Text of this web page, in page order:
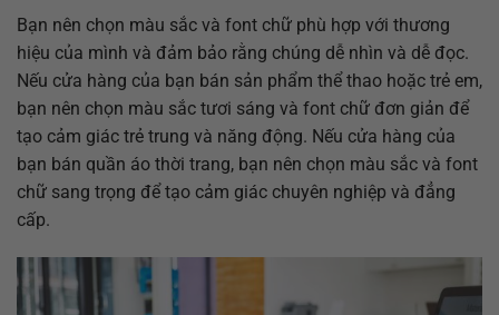
Bạn nên chọn màu sắc và font chữ phù hợp với thương
hiệu của mình và đảm bảo rằng chúng dễ nhìn và dễ đọc.
Nếu cửa hàng của bạn bán sản phẩm thể thao hoặc trẻ em,
bạn nên chọn màu sắc tươi sáng và font chữ đơn giản để
tạo cảm giác trẻ trung và năng động. Nếu cửa hàng của
bạn bán quần áo thời trang, bạn nên chọn màu sắc và font
chữ sang trọng để tạo cảm giác chuyên nghiệp và đẳng
cấp.